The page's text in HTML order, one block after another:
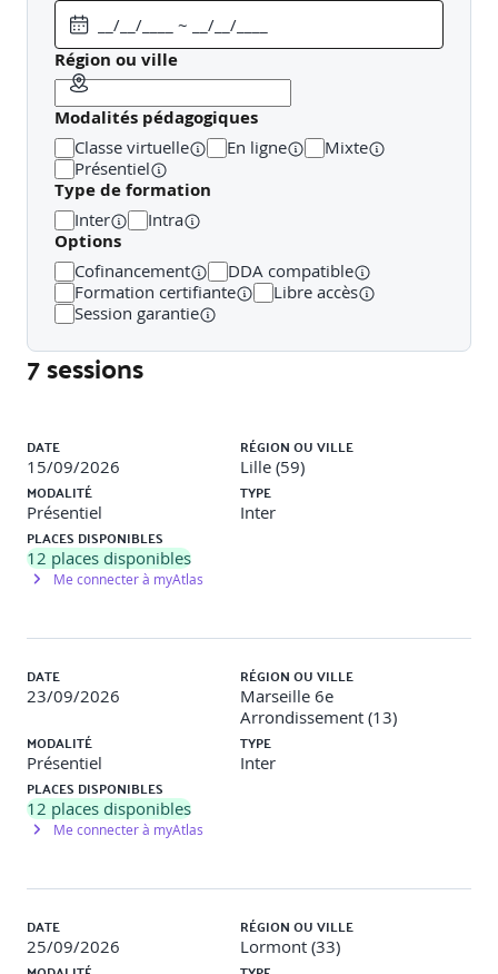
messages cohérents et concrets.
Retours croisés entre pairs et analyse collective.Plan
d’action individuelRéflexion personnelle sur les gestes,
postures ou messages à intégrer dans son quotidien.
Élaboration d’un plan de contribution simple à la
démarche RSE de l’agence.
Région ou ville
Modalités pédagogiques
Classe virtuelle En ligne
Mixte
Présentiel
Type de formation
Inter Intra
Options
Cofinancement
DDA compatible
Formation certifiante
Libre accès
Session garantie
7 sessions
DATE
15/09/2026
RÉGION OU VILLE
Lille (59)
MODALITÉ
Présentiel
TYPE
Inter
PLACES DISPONIBLES
12 places disponibles
Me connecter à myAtlas
DATE
23/09/2026
RÉGION OU VILLE
Marseille 6e
Arrondissement (13)
MODALITÉ
Présentiel
TYPE
Inter
PLACES DISPONIBLES
12 places disponibles
Me connecter à myAtlas
DATE
25/09/2026
RÉGION OU VILLE
Lormont (33)